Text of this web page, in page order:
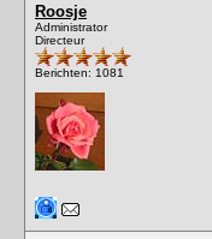
Roosje
Administrator
Directeur
Berichten: 1081